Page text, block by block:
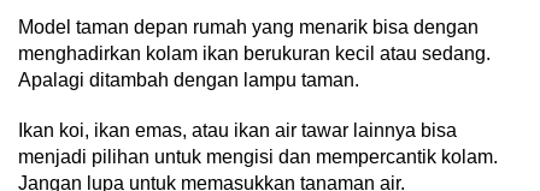
Model taman depan rumah yang menarik bisa dengan
menghadirkan kolam ikan berukuran kecil atau sedang.
Apalagi ditambah dengan lampu taman.
Ikan koi, ikan emas, atau ikan air tawar lainnya bisa
menjadi pilihan untuk mengisi dan mempercantik kolam.
Jangan lupa untuk memasukkan tanaman air.